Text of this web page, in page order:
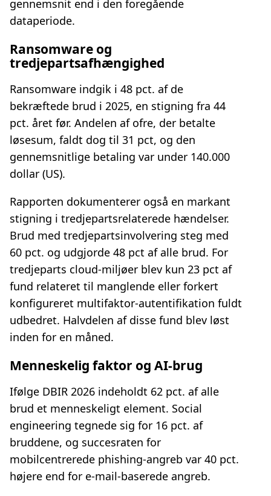
gennemsnit end i den foregående
dataperiode.
Ransomware og
tredjepartsafhængighed
Ransomware indgik i 48 pct. af de
bekræftede brud i 2025, en stigning fra 44
pct. året før. Andelen af ofre, der betalte
løsesum, faldt dog til 31 pct, og den
gennemsnitlige betaling var under 140.000
dollar (US).
Rapporten dokumenterer også en markant
stigning i tredjepartsrelaterede hændelser.
Brud med tredjepartsinvolvering steg med
60 pct. og udgjorde 48 pct af alle brud. For
tredjeparts cloud‑miljøer blev kun 23 pct af
fund relateret til manglende eller forkert
konfigureret multifaktor‑autentifikation fuldt
udbedret. Halvdelen af disse fund blev løst
inden for en måned.
Menneskelig faktor og AI‑brug
Ifølge DBIR 2026 indeholdt 62 pct. af alle
brud et menneskeligt element. Social
engineering tegnede sig for 16 pct. af
bruddene, og succesraten for
mobilcentrerede phishing‑angreb var 40 pct.
højere end for e‑mail‑baserede angreb.